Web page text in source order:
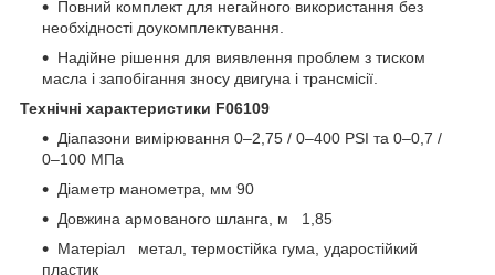
Повний комплект для негайного використання без
необхідності доукомплектування.
Надійне рішення для виявлення проблем з тиском
масла і запобігання зносу двигуна і трансмісії.
Технічні характеристики F06109
Діапазони вимірювання 0–2,75 / 0–400 PSI та 0–0,7 /
0–100 МПа
Діаметр манометра, мм 90
Довжина армованого шланга, м 1,85
Матеріал метал, термостійка гума, ударостійкий
пластик